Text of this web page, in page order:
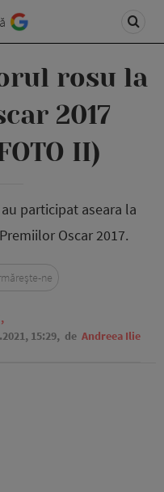
rosu la
2017
II)
participat aseara la
Oscar 2017.
,
15:29, de Andreea Ilie
ne